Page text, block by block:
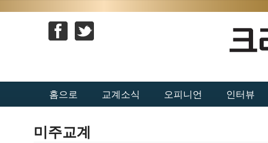
홈으로 교계소식 오피니언 인터뷰
미주교계